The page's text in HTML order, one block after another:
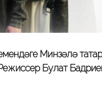
Минзәлә
Булат